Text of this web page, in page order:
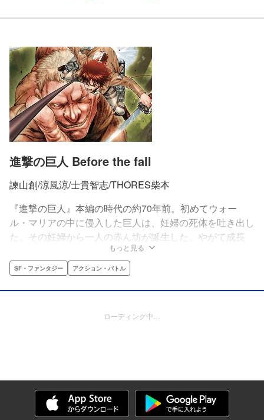
進撃の巨人 Before the fall
諫山創/涼風涼/士貴智志/THORES柴本
『進撃の巨人』本編の時代の約70年前。初めてウォー
ル・マリアの中に侵入した巨人は、妊婦の死体を吐き出し
た。その妊婦から一人の赤ん坊が誕生した。やがて成長
し、キュクロ（巨人の子）と名付けられた少年は数奇な運
命を辿る。そして、彼は未だ巨人と戦うすべを持たなかっ
た人類に希望をもたらす存在となっていく――。立体機動
装置誕生の秘話を描く『進撃の巨人』衝撃のスピンオフ！
もっと見る
SF・ファンタジー アクション・バトル
ローディング中…